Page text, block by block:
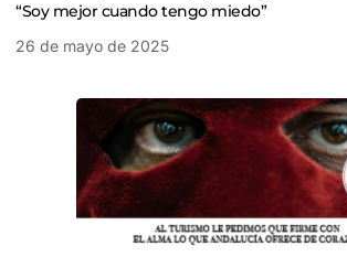
“Soy mejor cuando tengo miedo”
26 de mayo de 2025